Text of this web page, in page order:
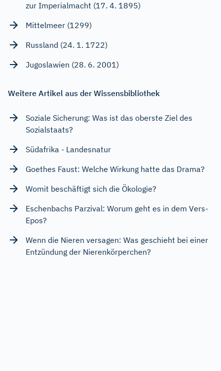
zur Imperialmacht (17. 4. 1895)
Mittelmeer (1299)
Russland (24. 1. 1722)
Jugoslawien (28. 6. 2001)
Weitere Artikel aus der Wissensbibliothek
Soziale Sicherung: Was ist das oberste Ziel des
Sozialstaats?
Südafrika - Landesnatur
Goethes Faust: Welche Wirkung hatte das Drama?
Womit beschäftigt sich die Ökologie?
Eschenbachs Parzival: Worum geht es in dem Vers-
Epos?
Wenn die Nieren versagen: Was geschieht bei einer
Entzündung der Nierenkörperchen?